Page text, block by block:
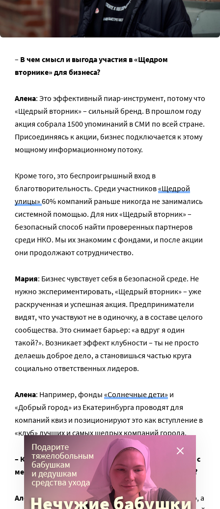
– В чем смысл и выгода участия в «Щедром
вторнике» для бизнеса?
Алена: Это эффективный пиар-инструмент, потому что
«Щедрый вторник» – сильный бренд. В прошлом году
акция собрала 1500 упоминаний в СМИ по всей стране.
Присоединяясь к акции, бизнес подключается к этому
мощному информационному потоку.
Кроме того, это беспроигрышный вход в
благотворительность. Среди участников«Щедрой
улицы»60% компаний раньше никогда не занимались
системной помощью. Для них «Щедрый вторник» –
безопасный способ найти проверенных партнеров
среди НКО. Мы их знакомим с фондами, и после акции
они продолжают сотрудничество.
Мария: Бизнес чувствует себя в безопасной среде. Не
нужно экспериментировать, «Щедрый вторник» – уже
раскрученная и успешная акция. Предприниматели
видят, что участвуют не в одиночку, а в составе целого
сообщества. Это снимает барьер: «а вдруг я один
такой?». Возникает эффект клубности – ты не просто
делаешь доброе дело, а становишься частью круга
социально ответственных лидеров.
Алена: Например, фонды «Солнечные дети» и
«Добрый город» из Екатеринбурга проводят для
компаний квиз и позиционируют это как вступление в
«клуб» лучших и самых щедрых компаний города.
– Как небольшой региональной НКО договориться с
местным бизнесом о стратегическом партнерстве?
Алена: Нужно предлагать бизнесу не разовую акцию, а